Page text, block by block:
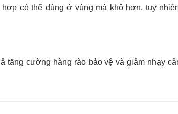
có thể dùng ở vùng má khô hơn, tuy
tăng cường hàng rào bảo vệ và giảm nhạy